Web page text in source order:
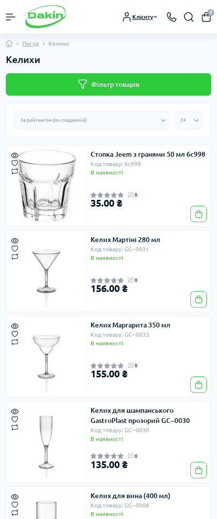
Клієнту
0
Посуд Келихи
Келихи
Фільтр товарів
Стопка Jeem з гранями 50 мл 6с998
Код товару: 6с998
В наявності
0
35.00 ₴
Келих Мартіні 280 мл
Код товару: GC--0031
В наявності
0
156.00 ₴
Келих Маргарита 350 мл
Код товару: GC--0033
В наявності
0
155.00 ₴
Келих для шампанського
GastroPlast прозорий GC--0030
Код товару: GC--0030
В наявності
0
135.00 ₴
Келих для вина (400 мл)
Код товару: GC--0008
В наявності